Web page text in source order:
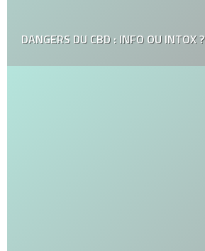
DANGERS DU CBD : INFO OU INTOX ?